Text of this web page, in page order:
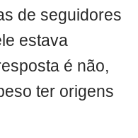
de seguidores
estava
é não,
ter origens